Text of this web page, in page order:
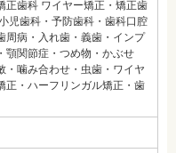
正歯科 ワイヤー矯正・矯正歯
児歯科・予防歯科・歯科口腔
周病・入れ歯・義歯・インプ
顎関節症・つめ物・かぶせ
・噛み合わせ・虫歯・ワイヤ
正・ハーフリンガル矯正・歯